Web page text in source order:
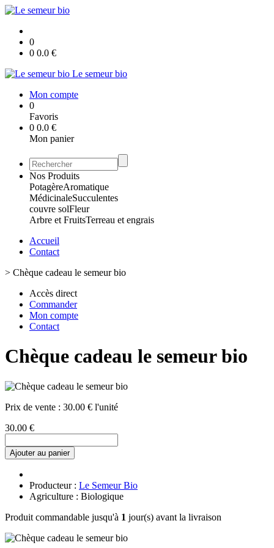
0
0 0.0 €
Le semeur bio
Mon compte
0
Favoris
0 0.0 €
Mon panier
Nos Produits
PotagèreAromatique
MédicinaleSucculentes
couvre solFleur
Arbre et FruitsTerreau et engrais
Accueil
Contact
> Chèque cadeau le semeur bio
Accès direct
Commander
Mon compte
Contact
Chèque cadeau le semeur bio
Prix de vente : 30.00 € l'unité
30.00 €
Ajouter au panier
Producteur : Le Semeur Bio
Agriculture : Biologique
Produit commandable jusqu'à 1 jour(s) avant la livraison